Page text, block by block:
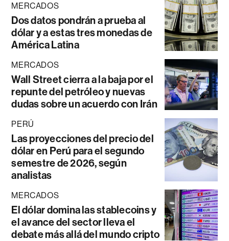
MERCADOS
Dos datos pondrán a prueba al
dólar y a estas tres monedas de
América Latina
MERCADOS
Wall Street cierra a la baja por el
repunte del petróleo y nuevas
dudas sobre un acuerdo con Irán
PERÚ
Las proyecciones del precio del
dólar en Perú para el segundo
semestre de 2026, según
analistas
MERCADOS
El dólar domina las stablecoins y
el avance del sector lleva el
debate más allá del mundo cripto